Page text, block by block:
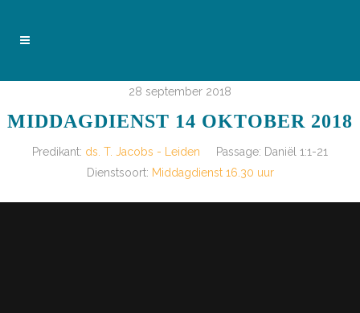
28 september 2018
MIDDAGDIENST 14 OKTOBER 2018
Predikant: ds. T. Jacobs - Leiden Passage: Daniël 1:1-21
Dienstsoort: Middagdienst 16.30 uur